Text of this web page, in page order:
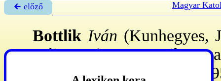
🡰 előző Magyar
Bottlik Iván (Kunhegyes,
máj. 18.–): matematikus,
Gimn-ban 1952: éretts.,